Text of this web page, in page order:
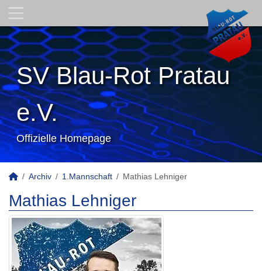
SV Blau-Rot Pratau
e.V.
Offizielle Homepage
Archiv 1.Mannschaft Mathias Lehniger
Mathias Lehniger